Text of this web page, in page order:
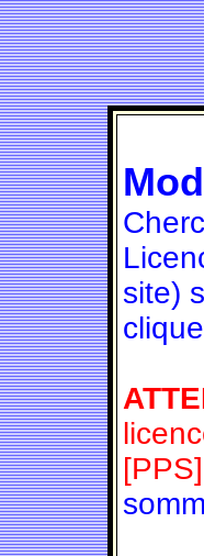
site)